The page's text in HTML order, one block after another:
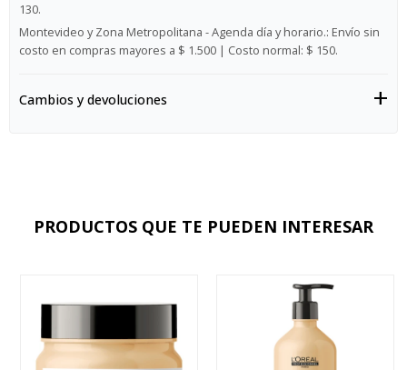
130.
Montevideo y Zona Metropolitana - Agenda día y horario.: Envío sin
costo en compras mayores a $ 1.500 | Costo normal: $ 150.
Cambios y devoluciones
PRODUCTOS QUE TE PUEDEN INTERESAR